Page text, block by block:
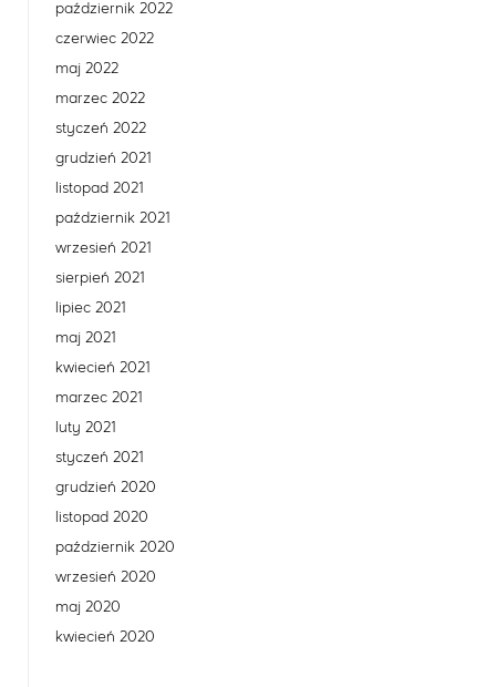
październik 2022
czerwiec 2022
maj 2022
marzec 2022
styczeń 2022
grudzień 2021
listopad 2021
październik 2021
wrzesień 2021
sierpień 2021
lipiec 2021
maj 2021
kwiecień 2021
marzec 2021
luty 2021
styczeń 2021
grudzień 2020
listopad 2020
październik 2020
wrzesień 2020
maj 2020
kwiecień 2020